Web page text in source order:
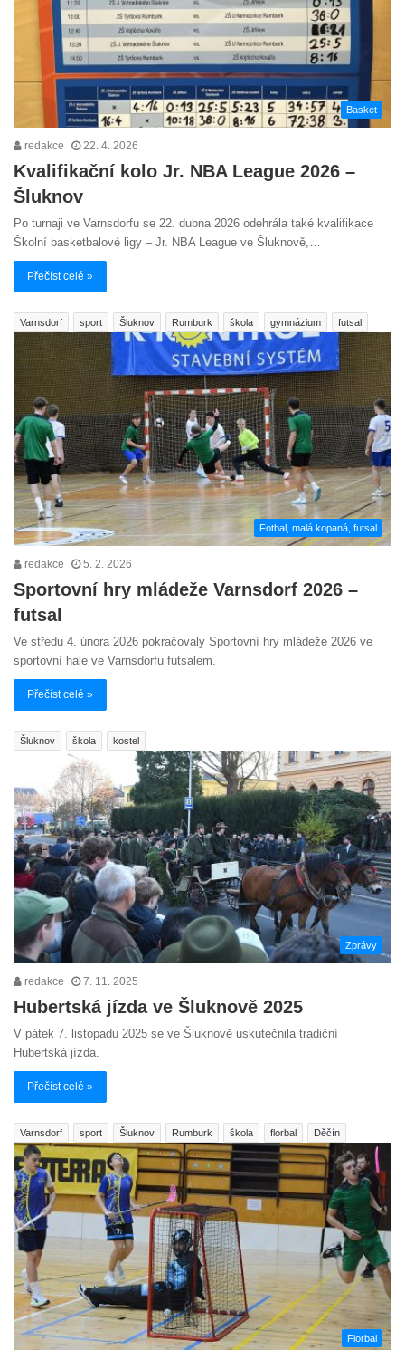
Basket
redakce 22. 4. 2026
Kvalifikační kolo Jr. NBA League 2026 –
Šluknov
Po turnaji ve Varnsdorfu se 22. dubna 2026 odehrála také kvalifikace
Školní basketbalové ligy – Jr. NBA League ve Šluknově,…
Přečíst celé »
Varnsdorf sport Šluknov Rumburk škola gymnázium futsal
Fotbal, malá kopaná, futsal
redakce 5. 2. 2026
Sportovní hry mládeže Varnsdorf 2026 –
futsal
Ve středu 4. února 2026 pokračovaly Sportovní hry mládeže 2026 ve
sportovní hale ve Varnsdorfu futsalem.
Přečíst celé »
Šluknov škola kostel
Zprávy
redakce 7. 11. 2025
Hubertská jízda ve Šluknově 2025
V pátek 7. listopadu 2025 se ve Šluknově uskutečnila tradiční
Hubertská jízda.
Přečíst celé »
Varnsdorf sport Šluknov Rumburk škola florbal Děčín
Florbal